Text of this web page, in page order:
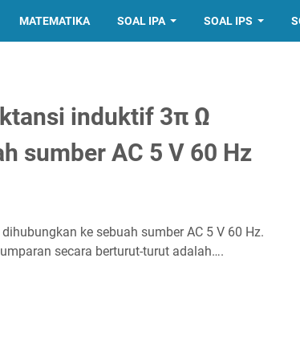
MATEMATIKA SOAL IPA SOAL IPS
induktif 3π Ω
sumber AC 5 V 60 Hz
ke sebuah sumber AC 5 V 60 Hz.
secara berturut-turut adalah….